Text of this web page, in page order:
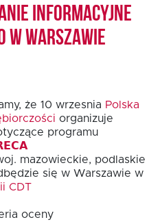
TISE – NOWOŚĆ!
informacyjne
w Warszawie
że 10 wrzesnia Polska
organizuje
programu
mazowieckie, podlaskie
się w Warszawie w
CDT
oceny